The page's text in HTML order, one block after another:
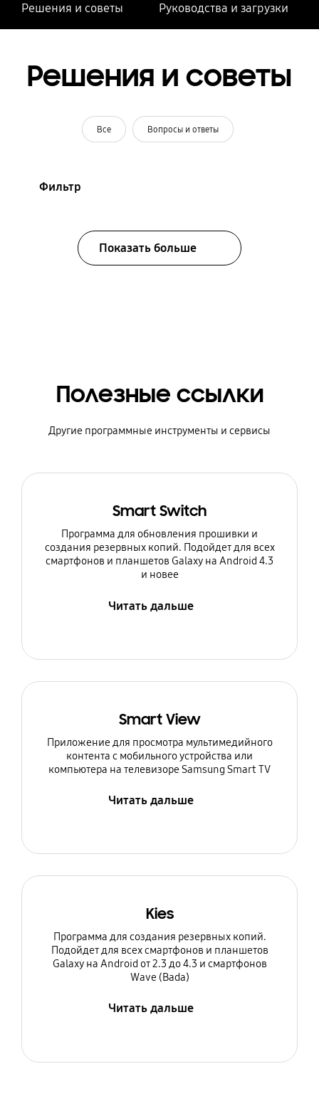
Решения и советы Руководства и загрузки
Решения и советы
Все Вопросы и ответы
Фильтр
Показать больше
Полезные ссылки
Другие программные инструменты и сервисы
Smart Switch
Программа для обновления прошивки и
создания резервных копий. Подойдет для всех
смартфонов и планшетов Galaxy на Android 4.3
и новее
Читать дальше
Smart View
Приложение для просмотра мультимедийного
контента с мобильного устройства или
компьютера на телевизоре Samsung Smart TV
Читать дальше
Kies
Программа для создания резервных копий.
Подойдет для всех смартфонов и планшетов
Galaxy на Android от 2.3 до 4.3 и смартфонов
Wave (Bada)
Читать дальше